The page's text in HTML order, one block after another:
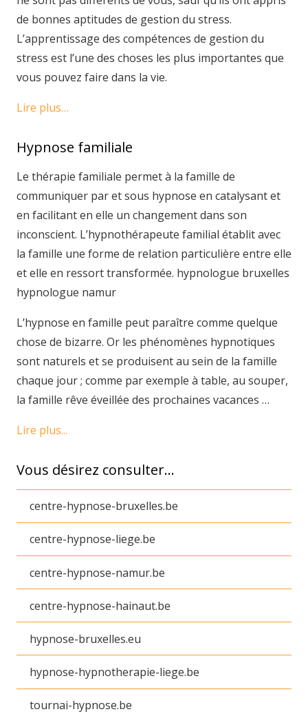
de bonnes aptitudes de gestion du stress.
L’apprentissage des compétences de gestion du
stress est l’une des choses les plus importantes que
vous pouvez faire dans la vie.
Lire plus…
Hypnose familiale
Le thérapie familiale permet à la famille de
communiquer par et sous hypnose en catalysant et
en facilitant en elle un changement dans son
inconscient. L’hypnothérapeute familial établit avec
la famille une forme de relation particulière entre elle
et elle en ressort transformée. hypnologue bruxelles
hypnologue namur
L’hypnose en famille peut paraître comme quelque
chose de bizarre. Or les phénomènes hypnotiques
sont naturels et se produisent au sein de la famille
chaque jour ; comme par exemple à table, au souper,
la famille rêve éveillée des prochaines vacances …
Lire plus...
Vous désirez consulter…
centre-hypnose-bruxelles.be
centre-hypnose-liege.be
centre-hypnose-namur.be
centre-hypnose-hainaut.be
hypnose-bruxelles.eu
hypnose-hypnotherapie-liege.be
tournai-hypnose.be